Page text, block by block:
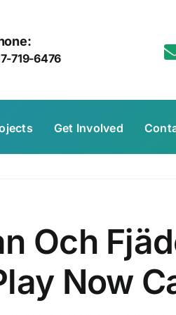
719-6476
Get Involved
Och
Now